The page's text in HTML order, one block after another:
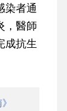
染者通
，醫師
成抗生